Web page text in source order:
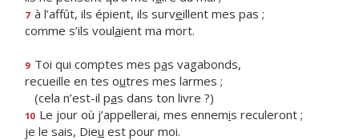
7 à l’affût, ils épient, ils surveillent mes pas ;
comme s’ils voulaient ma mort.
9 Toi qui comptes mes pas vagabonds,
recueille en tes outres mes larmes ;
(cela n’est-il pas dans ton livre ?)
10 Le jour où j’appellerai, mes ennemis reculeront ;
je le sais, Dieu est pour moi.